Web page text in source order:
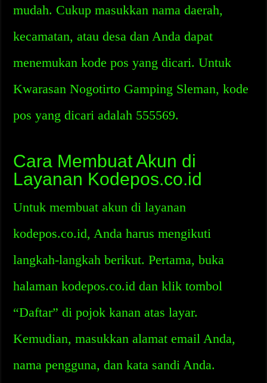
mudah. Cukup masukkan nama daerah,
kecamatan, atau desa dan Anda dapat
menemukan kode pos yang dicari. Untuk
Kwarasan Nogotirto Gamping Sleman, kode
pos yang dicari adalah 555569.
Cara Membuat Akun di
Layanan Kodepos.co.id
Untuk membuat akun di layanan
kodepos.co.id, Anda harus mengikuti
langkah-langkah berikut. Pertama, buka
halaman kodepos.co.id dan klik tombol
“Daftar” di pojok kanan atas layar.
Kemudian, masukkan alamat email Anda,
nama pengguna, dan kata sandi Anda.